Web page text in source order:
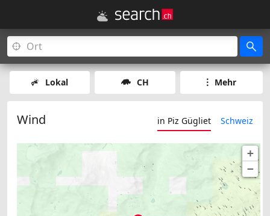
Lokal CH Mehr
Wind in Piz Gügliet Schweiz
+
−